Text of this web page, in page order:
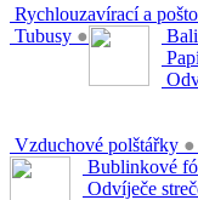
Rychlouzavírací a
Tubusy ●
Vzduchové polštářky ●
Bublinkové
Odvíječe